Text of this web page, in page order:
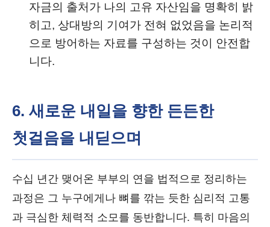
자금의 출처가 나의 고유 자산임을 명확히 밝
히고, 상대방의 기여가 전혀 없었음을 논리적
으로 방어하는 자료를 구성하는 것이 안전합
니다.
6. 새로운 내일을 향한 든든한
첫걸음을 내딛으며
수십 년간 맺어온 부부의 연을 법적으로 정리하는
과정은 그 누구에게나 뼈를 깎는 듯한 심리적 고통
과 극심한 체력적 소모를 동반합니다. 특히 마음의